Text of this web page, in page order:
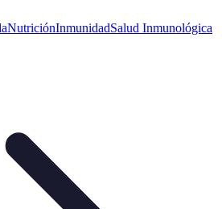
NutriciónInmunidadSalud Inmunológica